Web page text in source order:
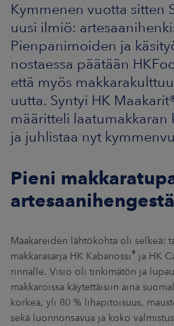
Kymmenen vuotta sitten
uusi ilmiö:
Pienpanimoiden ja
nostaessa päätään
että myös
uutta. Syntyi HK
määritteli laatumakkaran
ja juhlistaa nyt
Pieni
artesaanihengestä
Maakareiden lähtökohta oli selkeä:
makkarasarja HK Kabanossi ® ja HK
rinnalle. Visio oli tinkimätön ja
makkaroissa käytettäisiin aina
korkea, yli 80 % lihapitoisuus,
sekä luonnonsavua ja koko